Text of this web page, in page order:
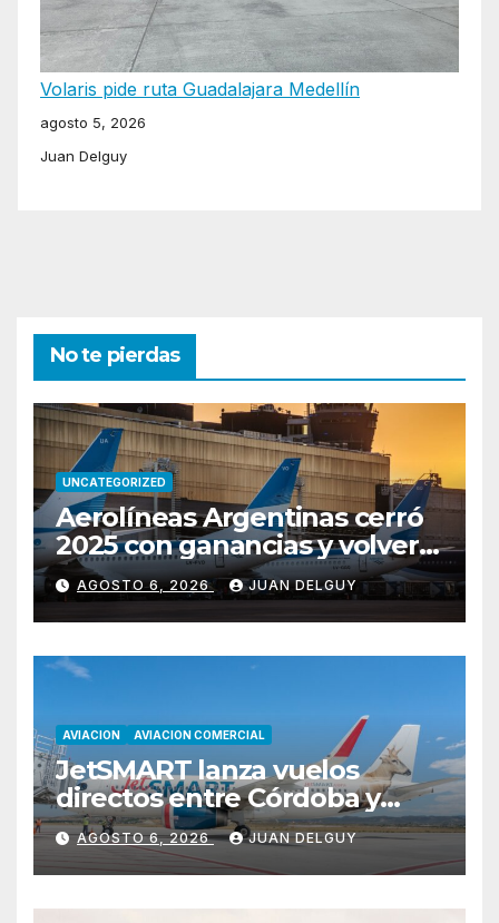
Volaris pide ruta Guadalajara Medellín
agosto 5, 2026
Juan Delguy
No te pierdas
UNCATEGORIZED
Aerolíneas Argentinas cerró
2025 con ganancias y volverá
a pagar impuesto a las
ganancias
AGOSTO 6, 2026 JUAN DELGUY
AVIACION AVIACION COMERCIAL
JetSMART lanza vuelos
directos entre Córdoba y
Florianópolis
AGOSTO 6, 2026 JUAN DELGUY